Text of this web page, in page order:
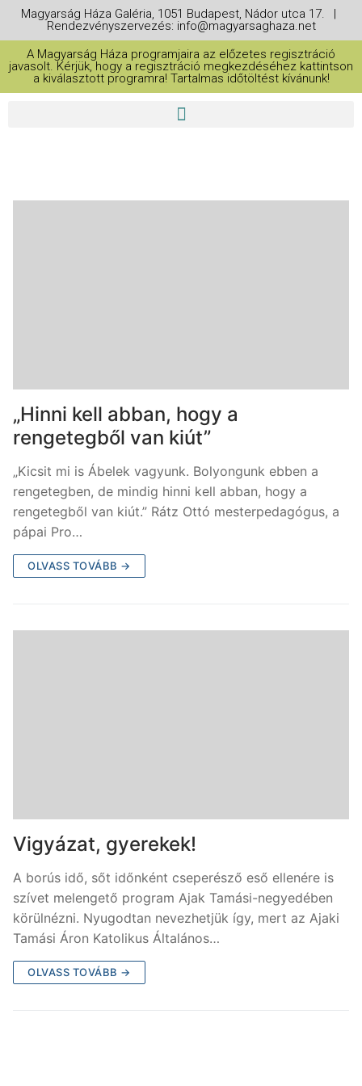
Magyarság Háza Galéria, 1051 Budapest, Nádor utca 17. |
Rendezvényszervezés: info@magyarsaghaza.net
A Magyarság Háza programjaira az előzetes regisztráció
javasolt. Kérjük, hogy a regisztráció megkezdéséhez kattintson
a kiválasztott programra! Tartalmas időtöltést kívánunk!
„Hinni kell abban, hogy a
rengetegből van kiút”
„Kicsit mi is Ábelek vagyunk. Bolyongunk ebben a
rengetegben, de mindig hinni kell abban, hogy a
rengetegből van kiút.” Rátz Ottó mesterpedagógus, a
pápai Pro…
OLVASS TOVÁBB →
Vigyázat, gyerekek!
A borús idő, sőt időnként cseperésző eső ellenére is
szívet melengető program Ajak Tamási-negyedében
körülnézni. Nyugodtan nevezhetjük így, mert az Ajaki
Tamási Áron Katolikus Általános…
OLVASS TOVÁBB →